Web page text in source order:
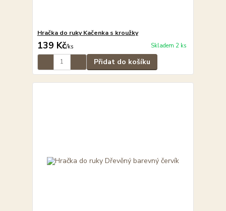
Hračka do ruky Kačenka s kroužky
139 Kč/ks Skladem 2 ks
Přidat do košíku